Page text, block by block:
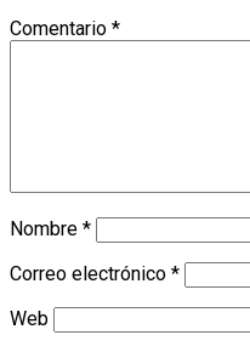
Comentario *
Nombre *
Correo electrónico *
Web